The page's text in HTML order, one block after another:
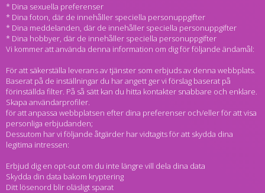
* Dina sexuella preferenser
* Dina foton, där de innehåller speciella personuppgifter
* Dina meddelanden, där de innehåller speciella personuppgifter
* Dina hobbyer, där de innehåller speciella personuppgifter
Vi kommer att använda denna information om dig för följande ändamål:
För att säkerställa leverans av tjänster som erbjuds av denna webbplats.
Baserat på de inställningar du har angett ger vi förslag baserat på
förinställda filter. På så sätt kan du hitta kontakter snabbare och enklare.
Skapa användarprofiler.
för att anpassa webbplatsen efter dina preferenser och/eller för att visa
personliga erbjudanden;
Dessutom har vi följande åtgärder har vidtagits för att skydda dina
legitima intressen:
Erbjud dig en opt-out om du inte längre vill dela dina data
Skydda din data bakom kryptering
Ditt lösenord blir oläsligt sparat